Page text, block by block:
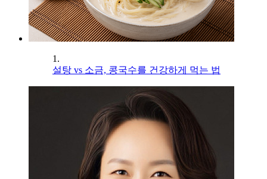
1.
설탕 vs 소금, 콩국수를 건강하게 먹는 법